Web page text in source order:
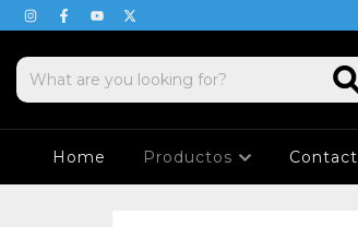
Home Productos Contact